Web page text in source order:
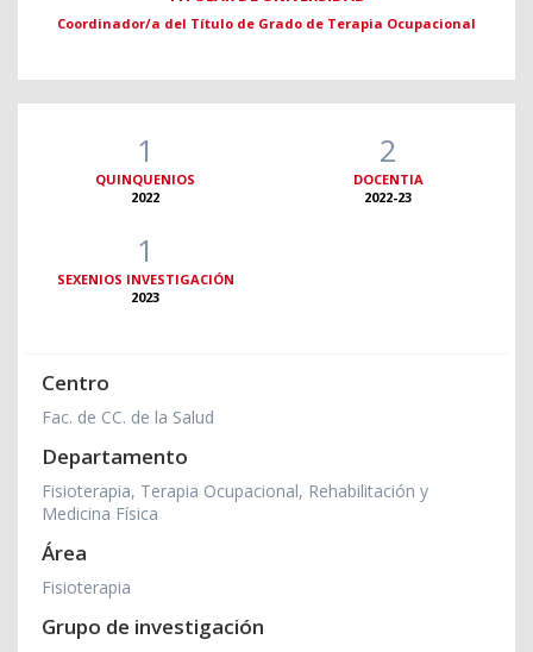
Coordinador/a del Título de Grado de Terapia Ocupacional
1
QUINQUENIOS
2022
2
DOCENTIA
2022-23
1
SEXENIOS INVESTIGACIÓN
2023
Centro
Fac. de CC. de la Salud
Departamento
Fisioterapia, Terapia Ocupacional, Rehabilitación y
Medicina Física
Área
Fisioterapia
Grupo de investigación